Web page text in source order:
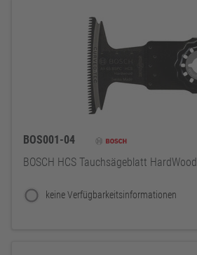
BOS001-04
BOSCH HCS Tauchsägeblatt HardWood
keine Verfügbarkeitsinformationen